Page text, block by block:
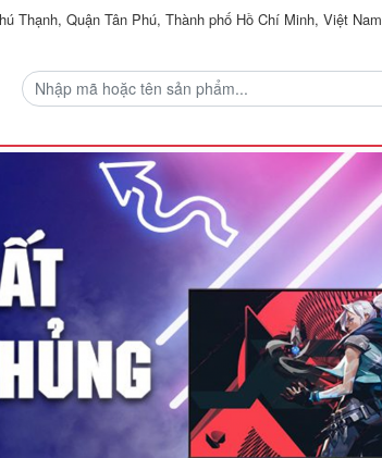
Thạnh, Quận Tân Phú, Thành phố Hồ Chí Minh, Việt Nam